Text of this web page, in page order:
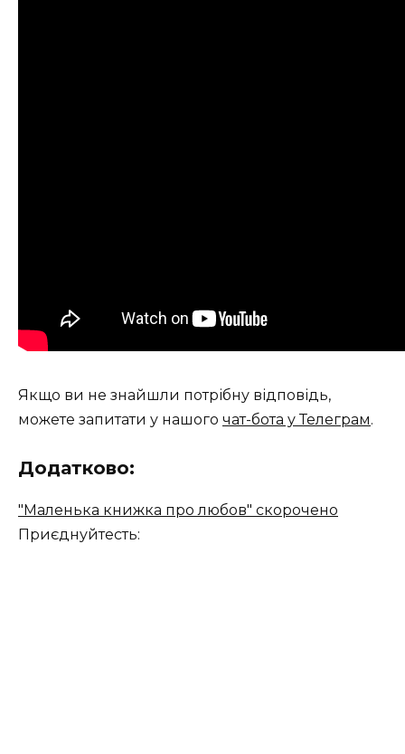
Якщо ви не знайшли потрібну відповідь,
можете запитати у нашого чат-бота у Телеграм.
Додатково:
"Маленька книжка про любов" скорочено
Приєднуйтесть: